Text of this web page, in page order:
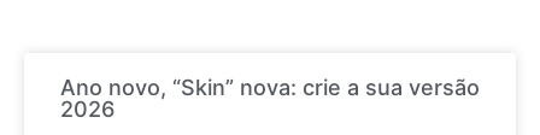
Ano novo, “Skin” nova: crie a sua versão
2026